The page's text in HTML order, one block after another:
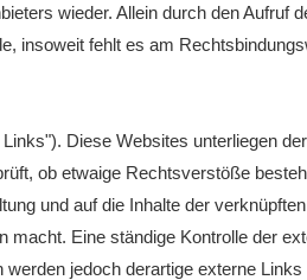
wieder. Allein durch den
insoweit fehlt es am
Diese Websites unterliegen
ob etwaige Rechtsverstöße
und auf die Inhalte der
Eine ständige Kontrolle der
jedoch derartige externe